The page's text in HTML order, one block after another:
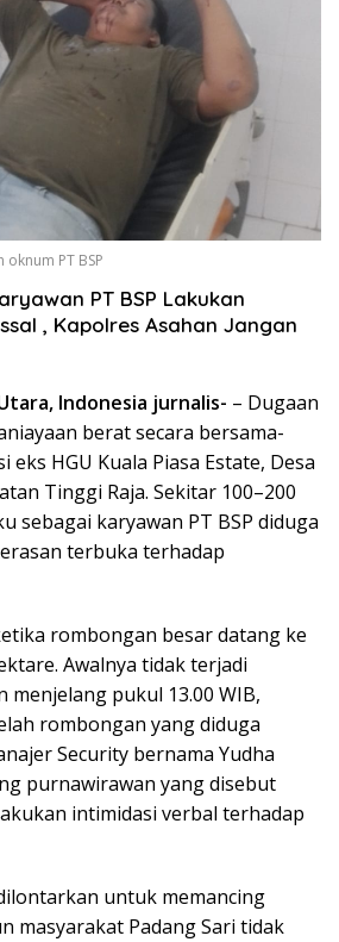
PT BSP
PT BSP Lakukan
, Kapolres Asahan Jangan
Indonesia jurnalis- – Dugaan
berat secara bersama-
eks HGU Kuala Piasa Estate, Desa
Tinggi Raja. Sekitar 100–200
sebagai karyawan PT BSP diduga
terbuka terhadap
rombongan besar datang ke
Awalnya tidak terjadi
menjelang pukul 13.00 WIB,
rombongan yang diduga
Security bernama Yudha
purnawirawan yang disebut
intimidasi verbal terhadap
untuk memancing
masyarakat Padang Sari tidak